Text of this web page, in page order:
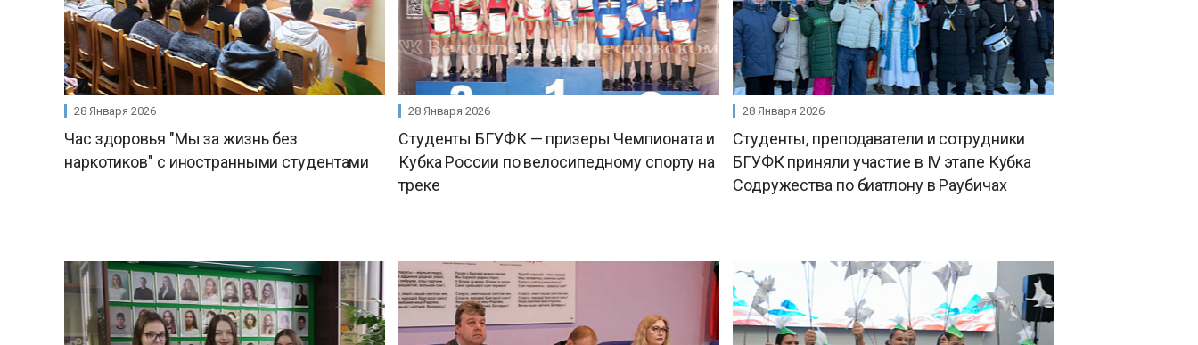
28 Января 2026
Час здоровья "Мы за жизнь без
наркотиков" с иностранными студентами
28 Января 2026
Студенты БГУФК — призеры Чемпионата и
Кубка России по велосипедному спорту на
треке
28 Января 2026
Студенты, преподаватели и сотрудники
БГУФК приняли участие в IV этапе Кубка
Содружества по биатлону в Раубичах